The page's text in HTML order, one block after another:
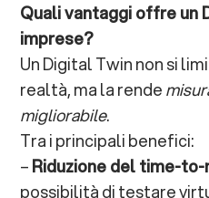
Quali vantaggi offre un
imprese?
Un Digital Twin non si
realtà, ma la rende
migliorabile.
Tra i principali benefici:
–Riduzione del time-
possibilità di testare